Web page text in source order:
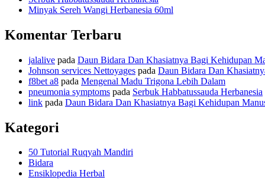
Minyak Sereh Wangi Herbanesia 60ml
Komentar Terbaru
jalalive pada Daun Bidara Dan Khasiatnya Bagi Kehidupan
Johnson services Nettoyages pada Daun Bidara Dan
f8bet a8 pada Mengenal Madu Trigona Lebih Dalam
pneumonia symptoms pada Serbuk Habbatussauda Herbanesia
link pada Daun Bidara Dan Khasiatnya Bagi Kehidupan
Kategori
50 Tutorial Ruqyah Mandiri
Bidara
Ensiklopedia Herbal